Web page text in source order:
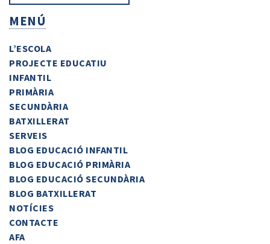
MENÚ
L’ESCOLA
PROJECTE EDUCATIU
INFANTIL
PRIMÀRIA
SECUNDÀRIA
BATXILLERAT
SERVEIS
BLOG EDUCACIÓ INFANTIL
BLOG EDUCACIÓ PRIMÀRIA
BLOG EDUCACIÓ SECUNDÀRIA
BLOG BATXILLERAT
NOTÍCIES
CONTACTE
AFA